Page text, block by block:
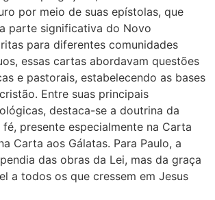
por meio de suas epístolas, que
parte significativa do Novo
para diferentes comunidades
essas cartas abordavam questões
e pastorais, estabelecendo as bases
Entre suas principais
destaca-se a doutrina da
presente especialmente na Carta
Carta aos Gálatas. Para Paulo, a
das obras da Lei, mas da graça
a todos os que cressem em Jesus